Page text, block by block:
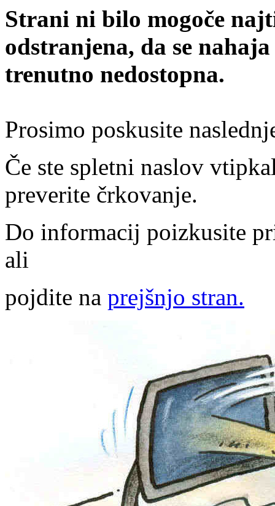
Strani ni bilo mogoče
odstranjena, da se
trenutno nedostopna.
Prosimo poskusite
Če ste spletni naslov
preverite črkovanje.
Do informacij poizkusite
ali
pojdite na prejšnjo stran.